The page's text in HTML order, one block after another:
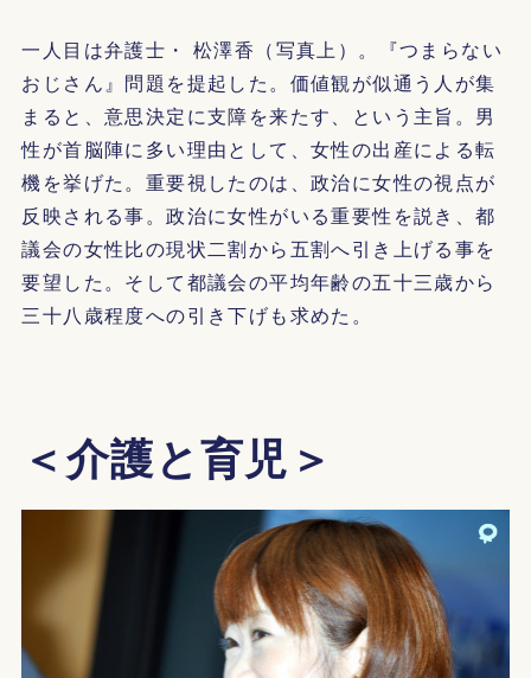
一人目は弁護士・ 松澤香（写真上）。『つまらない
おじさん』問題を提起した。価値観が似通う人が集
まると、意思決定に支障を来たす、という主旨。男
性が首脳陣に多い理由として、女性の出産による転
機を挙げた。重要視したのは、政治に女性の視点が
反映される事。政治に女性がいる重要性を説き、都
議会の女性比の現状二割から五割へ引き上げる事を
要望した。そして都議会の平均年齢の五十三歳から
三十八歳程度への引き下げも求めた。
＜介護と育児＞